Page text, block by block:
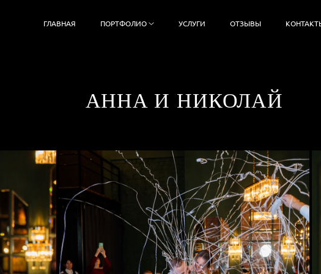
ГЛАВНАЯ ПОРТФОЛИО УСЛУГИ ОТЗЫВЫ
АННА И НИКОЛАЙ